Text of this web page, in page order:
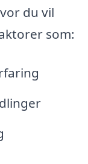
du vil
som: